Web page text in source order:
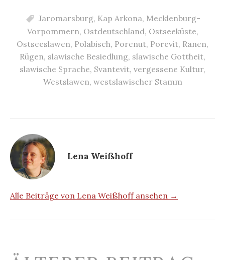
Jaromarsburg, Kap Arkona, Mecklenburg-
Vorpommern, Ostdeutschland, Ostseeküste,
Ostseeslawen, Polabisch, Porenut, Porevit, Ranen,
Rügen, slawische Besiedlung, slawische Gottheit,
slawische Sprache, Svantevit, vergessene Kultur,
Westslawen, westslawischer Stamm
Lena Weißhoff
Alle Beiträge von Lena Weißhoff ansehen →